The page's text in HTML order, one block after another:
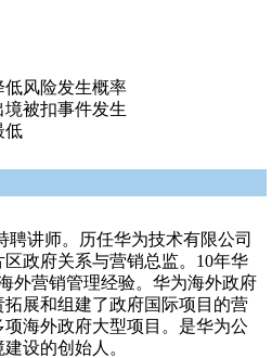
低风险发生概率
被扣事件发生
低
聘讲师。历任华为技术有限公司
政府关系与营销总监。10年华
外营销管理经验。华为海外政府
展和组建了政府国际项目的营
海外政府大型项目。是华为公
设的创始人。